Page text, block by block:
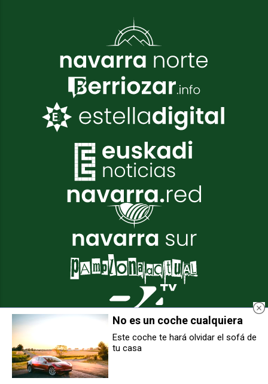
UPN es la primera fuerza en
Estella con 7 concejales y EH
Bildu, segunda con 5
Miles de personas llenan
No es un coche cualquiera
Este coche te hará olvidar el sofá de
tu casa